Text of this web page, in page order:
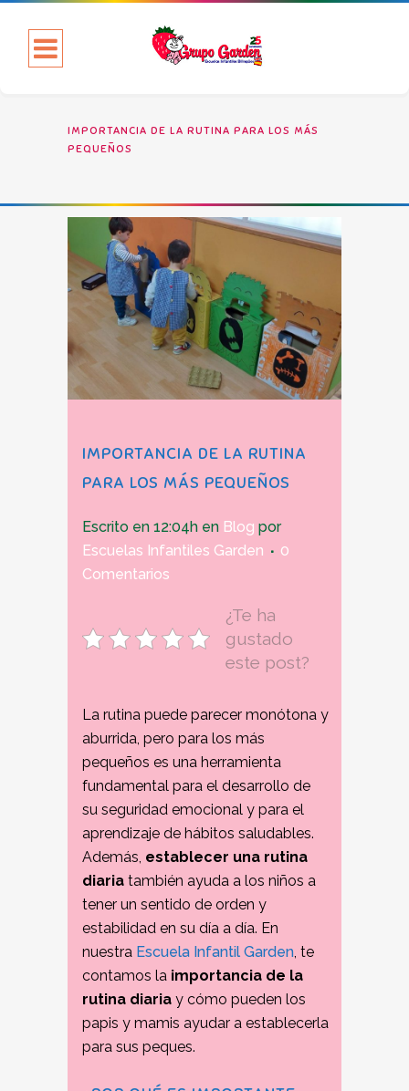
IMPORTANCIA DE LA RUTINA PARA LOS MÁS
PEQUEÑOS
IMPORTANCIA DE LA RUTINA
PARA LOS MÁS PEQUEÑOS
Escrito en 12:04h en Blog por
Escuelas Infantiles Garden
0
Comentarios
¿Te ha
gustado
este post?
La rutina puede parecer monótona y
aburrida, pero para los más
pequeños es una herramienta
fundamental para el desarrollo de
su seguridad emocional y para el
aprendizaje de hábitos saludables.
Además, establecer una rutina
diaria también ayuda a los niños a
tener un sentido de orden y
estabilidad en su día a día. En
nuestra Escuela Infantil Garden, te
contamos la importancia de la
rutina diaria y cómo pueden los
papis y mamis ayudar a establecerla
para sus peques.